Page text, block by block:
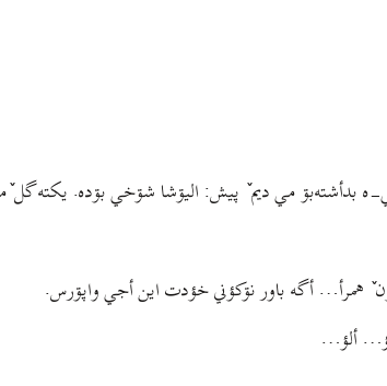
ه بدأشته‌بۊ مي دیم ٚ پیش: الیۊشا شۊخي بۊده.
أگه باور نۊکؤني خؤدت این أجي واپۊرس.
ألؤ…